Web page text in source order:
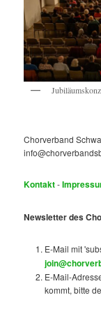
Chorverband
Kontakt-
Newsletter des
E-Mail mit
E-Mail-
kommt, bitte